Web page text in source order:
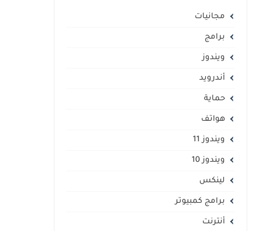
مجانيات
برامج
ويندوز
أندرويد
حماية
هواتف
ويندوز 11
ويندوز 10
لينكس
برامج كمبيوتر
أنترنت